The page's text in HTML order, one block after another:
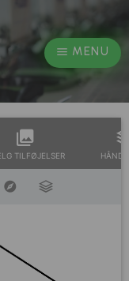
MENU
TILFØJELSER